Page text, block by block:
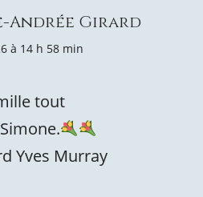
Andrée Girard
à 14 h 58 min
tout
Yves Murray